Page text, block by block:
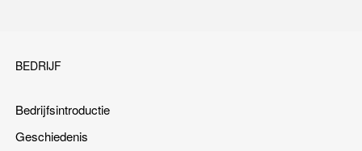
BEDRIJF
Bedrijfsintroductie
Geschiedenis